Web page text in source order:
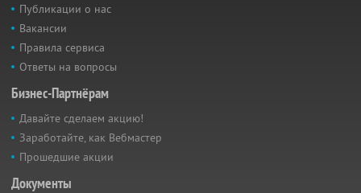
Публикации о нас
Вакансии
Правила сервиса
Ответы на вопросы
Бизнес-Партнёрам
Давайте сделаем акцию!
Заработайте, как Вебмастер
Прошедшие акции
Документы